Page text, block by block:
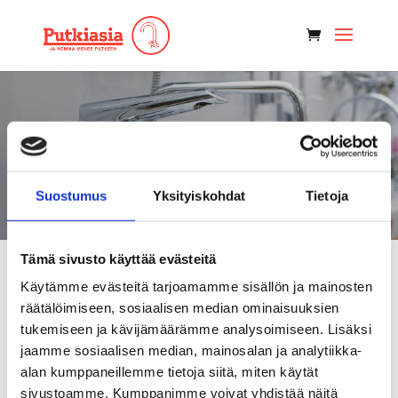
Suostumus Yksityiskohdat Tietoja
Tämä sivusto käyttää evästeitä
Käytämme evästeitä tarjoamamme sisällön ja mainosten
räätälöimiseen, sosiaalisen median ominaisuuksien
tukemiseen ja kävijämäärämme analysoimiseen. Lisäksi
jaamme sosiaalisen median, mainosalan ja analytiikka-
alan kumppaneillemme tietoja siitä, miten käytät
sivustoamme. Kumppanimme voivat yhdistää näitä
Tilauslomake
Täytä
tilauslomakkeemme